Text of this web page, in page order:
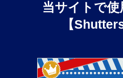
当サイトで
【